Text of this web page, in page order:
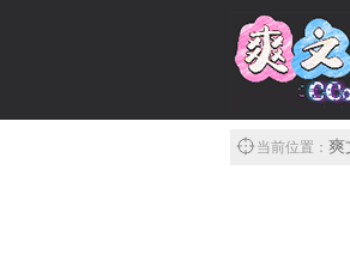
当前位置： 爽